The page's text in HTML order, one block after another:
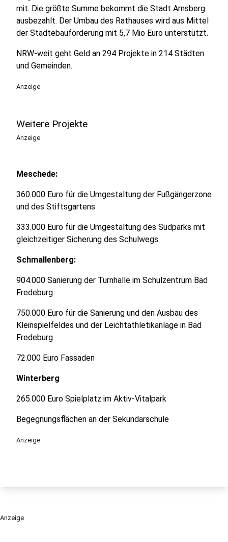
mit. Die größte Summe bekommt die Stadt Arnsberg
ausbezahlt. Der Umbau des Rathauses wird aus Mittel
der Städtebauförderung mit 5,7 Mio Euro unterstützt.
NRW-weit geht Geld an 294 Projekte in 214 Städten
und Gemeinden.
Anzeige
Weitere Projekte
Anzeige
Meschede:
360.000 Euro für die Umgestaltung der Fußgängerzone
und des Stiftsgartens
333.000 Euro für die Umgestaltung des Südparks mit
gleichzeitiger Sicherung des Schulwegs
Schmallenberg:
904.000 Sanierung der Turnhalle im Schulzentrum Bad
Fredeburg
750.000 Euro für die Sanierung und den Ausbau des
Kleinspielfeldes und der Leichtathletikanlage in Bad
Fredeburg
72.000 Euro Fassaden
Winterberg
265.000 Euro Spielplatz im Aktiv-Vitalpark
Begegnungsflächen an der Sekundarschule
Anzeige
Anzeige